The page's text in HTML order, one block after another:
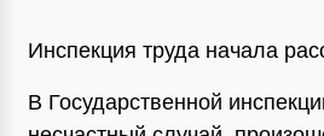
Инспекция труда начала
В Государственной